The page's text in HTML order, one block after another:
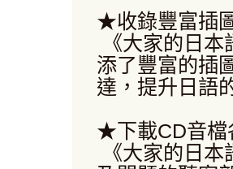
★收錄豐富插
《大家的日
添了豐富的插
達，提升日語
★下載CD音檔
《大家的日